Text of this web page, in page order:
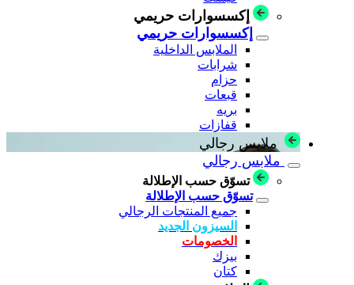
إكسسوارات حريمي
إكسسوارات حريمي
الملابس الداخلية
شرابات
حزام
قبعات
بريه
قفازات
ملابس رجالي
ملابس رجالي
تسوّق حسب الإطلالة
تسوّق حسب الإطلالة
جميع المنتجات الرجالي
السيزون الجديد
الخصومات
بيزك
كتان